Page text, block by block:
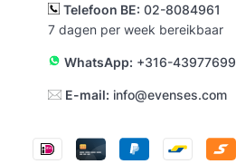
Telefoon BE: 02-8084961
7 dagen per week bereikbaar
WhatsApp: +316-43977699
E-mail: info@evenses.com